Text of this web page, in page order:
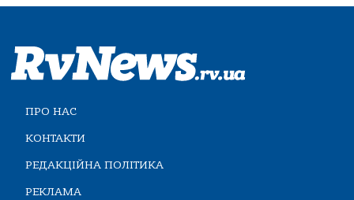
ПРО НАС
КОНТАКТИ
РЕДАКЦІЙНА ПОЛІТИКА
РЕКЛАМА